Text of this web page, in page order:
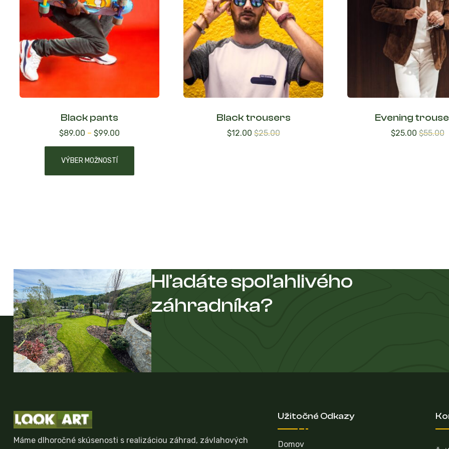
Black pants
$89.00 –$99.00
VÝBER MOŽNOSTÍ
Black trousers
$12.00 $25.00
Evening
$25.00 $55.00
Hľadáte spoľahlivého
záhradníka?
Máme dlhoročné skúsenosti s realizáciou záhrad, závlahových
Užitočné Odkazy
Domov